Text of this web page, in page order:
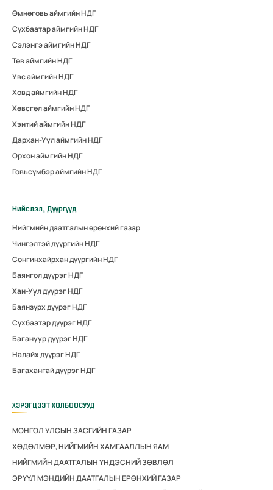
Өмнөговь аймгийн НДГ
Сүхбаатар аймгийн НДГ
Сэлэнгэ аймгийн НДГ
Төв аймгийн НДГ
Увс аймгийн НДГ
Ховд аймгийн НДГ
Хөвсгөл аймгийн НДГ
Хэнтий аймгийн НДГ
Дархан-Уул аймгийн НДГ
Орхон аймгийн НДГ
Говьсүмбэр аймгийн НДГ
Нийслэл, Дүүргүүд
Нийгмийн даатгалын ерөнхий газар
Чингэлтэй дүүргийн НДГ
Сонгинхайрхан дүүргийн НДГ
Баянгол дүүрэг НДГ
Хан-Уул дүүрэг НДГ
Баянзүрх дүүрэг НДГ
Сүхбаатар дүүрэг НДГ
Багануур дүүрэг НДГ
Налайх дүүрэг НДГ
Багахангай дүүрэг НДГ
ХЭРЭГЦЭЭТ ХОЛБООСУУД
МОНГОЛ УЛСЫН ЗАСГИЙН ГАЗАР
ХӨДӨЛМӨР, НИЙГМИЙН ХАМГААЛЛЫН ЯАМ
НИЙГМИЙН ДААТГАЛЫН ҮНДЭСНИЙ ЗӨВЛӨЛ
ЭРҮҮЛ МЭНДИЙН ДААТГАЛЫН ЕРӨНХИЙ ГАЗАР